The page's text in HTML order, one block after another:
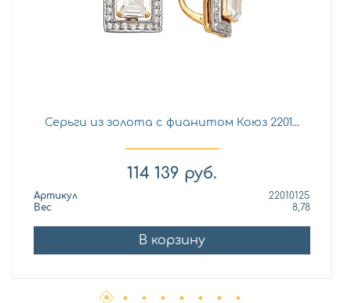
Серьги из золота с фианитом Коюз 2201...
114 139 руб.
Артикул
22010125
Вес
8,78
В корзину